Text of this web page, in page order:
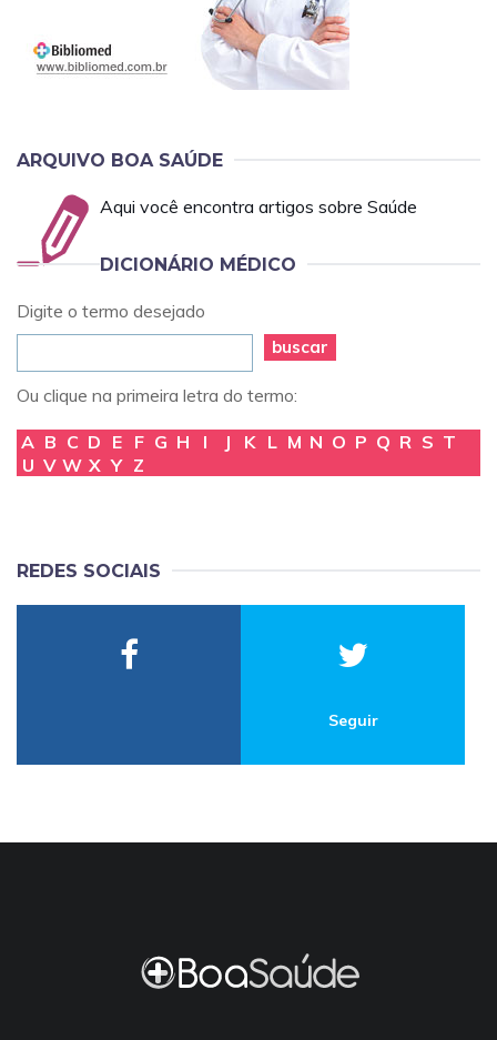
ARQUIVO BOA SAÚDE
Aqui você encontra artigos sobre Saúde
DICIONÁRIO MÉDICO
Digite o termo desejado
buscar
Ou clique na primeira letra do termo:
A B C D E F G H I J K L M N O P Q R S T
U V W X Y Z
REDES SOCIAIS
Seguir